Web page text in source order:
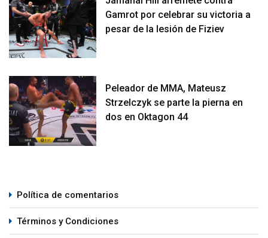
Gamrot por celebrar su victoria a
pesar de la lesión de Fiziev
Peleador de MMA, Mateusz
Strzelczyk se parte la pierna en
dos en Oktagon 44
Política de comentarios
Términos y Condiciones